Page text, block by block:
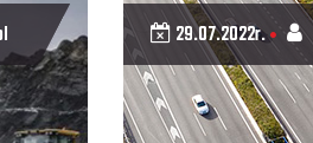
29.07.2022r.•